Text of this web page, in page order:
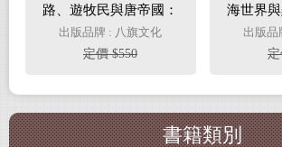
路、遊牧民與唐帝國：
從中央歐亞出發，遊牧
民眼中的拓跋國家
出版品牌 : 八旗文化
定價 $550
海世界
部充滿
晶的世
出版品
定
書籍類別